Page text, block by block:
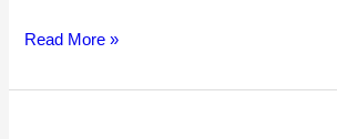
Read More »